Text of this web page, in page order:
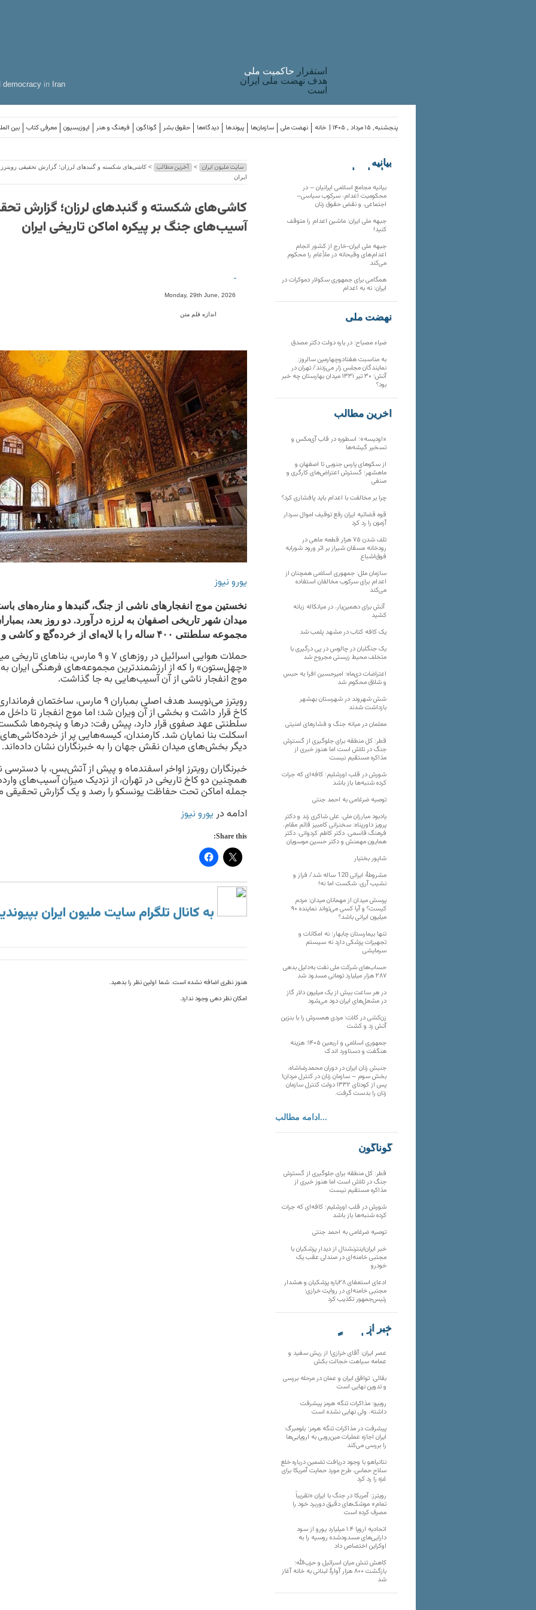
democracy in Iran
استقرار حاکميت ملی
هدف نهضت ملی ایران
است
بین معرفی کتاب اپوزیسیون فرهنگ و هنر گوناگون حقوق بشر دیدگاه‌ها پیوندها سازمان‌ها نهضت ملی خانه پنجشنبه, ۱۵ مرداد , ۱۴۰۵ |
سایت ملیون ایران > آخرین مطالب
> کاشی‌های شکسته و گنبدهای لرزان؛ گزارش تحقیقی
ایران
کاشی‌های شکسته و گنبدهای لرزان؛ گزارش
آسیب‌های جنگ بر پیکره اماکن تاریخی ایران
-
Monday, 29th June, 2026
اندازه قلم متن
یورو نیوز
نخستین موج انفجارهای ناشی از جنگ، گنبدها و مناره‌های
میدان شهر تاریخی اصفهان به لرزه درآورد. دو روز بعد،
مجموعه سلطنتی ۴۰۰ ساله را با لایه‌ای از خرده‌گچ و کاشی و شیشه پوشاند.
حملات هوایی اسرائیل در روزهای ۷ و ۹
«چهل‌ستون» را که از ارزشمندترین مجموعه‌های فرهنگی ایران به
موج انفجار ناشی از آن آسیب‌هایی به جا گذاشت.
کاخ قرار داشت و بخشی از آن ویران شد؛ اما موج انفجار تا داخل
سلطنتی عهد صفوی قرار دارد، پیش رفت: درها و پنجره‌ها
اسکلت بنا نمایان شد. کارمندان، کیسه‌هایی پر از
دیگر بخش‌های میدان نقش جهان را به خبرنگاران نشان داده‌اند.
خبرنگاران رویترز اواخر اسفندماه و پیش از آتش‌بس، با دسترسی
همچنین دو کاخ تاریخی در تهران، از نزدیک میزان آسیب‌های
جمله اماکن تحت حفاظت یونسکو را رصد و یک گزارش تحقیقی
ادامه دریورو نیوز
Share this:
به کانال تلگرام سایت ملیون ایران
هنوز نظری اضافه نشده است. شما اولین نظر را بدهید.
امکان نظر دهی وجود ندارد.
بیانیه
سازمان‌های
بیانیه مجامع اسلامی ایرانیان – در
محکومیت اعدام، سرکوب سیاسی–
اجتماعی، و نقض حقوق زنان
جبهه ملی ایران: ماشین اعدام را متوقف
کنید!
جبهه ملی ایران-خارج از کشور انجام
اعدام‌های وقیحانه در ملأِعام را محکوم
می‌کند
همگامی برای جمهوری سکولار دموکرات در
ایران: نه به اعدام
نهضت ملی
ضیاء مصباح: در باره دولت دکتر مصدق
به مناسبت هفتادوچهارمین سالروز:
نمایندگان مجلس زار می‌زدند/ تهران در
آتش؛ ۳۰ تیر ۱۳۳۱ میدان بهارستان چه خبر
بود؟
آخرین مطالب
«اودیسه»؛ اسطوره در قاب آی‌مکس و
تسخیر گیشه‌ها
از سکوهای پارس جنوبی تا اصفهان و
ماهشهر؛ گسترش اعتراض‌های کارگری و
صنفی
چرا بر مخالفت با اعدام باید پافشاری کرد؟
قوه قضائیه ایران رفع توقیف اموال سردار
آزمون را رد کرد
تلف شدن ۷۵ هزار قطعه ماهی در
رودخانه مسقان شیراز بر اثر ورود شورابه
فوق‌اشباع
سازمان ملل: جمهوری اسلامی همچنان از
اعدام برای سرکوب مخالفان استفاده
می‌کند
آتش برای دهمین‌بار، در میانکاله زبانه
کشید
یک کافه کتاب در مشهد پلمب شد
یک جنگلبان در چالوس در پی درگیری با
متخلف محیط زیستی مجروح شد
اعتراضات دی‌ماه؛ امیرحسین افرا به حبس
و شلاق محکوم شد
شش شهروند در شهرستان بهشهر
بازداشت شدند
معلمان در میانه جنگ و فشارهای امنیتی
قطر: کل منطقه برای جلوگیری از گسترش
جنگ در تلاش است اما هنوز خبری از
مذاکره مستقیم نیست
شورش در قلب اورشلیم؛ کافه‌ای که جرات
کرده شنبه‌ها باز باشد
توصیه ضرغامی به احمد جنتی
یادبود مبارزان ملی، علی شاکری زند و دکتر
پرویز داورپناه: سخنرانی کامبیز قائم مقام،
فرهنگ قاسمی، دکتر کاظم کردوانی، دکتر
همایون مهمنش و دکتر حسین موسویان
شاپور بختیار
مشروطۀ ایرانی 120 ساله شد/ فراز و
نشیب آری، شکست اما نه!
پرسش میدان از مهمانان میدان: مردم
کیست؟ و آیا کسی می‌تواند نماینده ۹۰
میلیون ایرانی باشد؟
تنها بیمارستان چابهار؛ نه امکانات و
تجهیزات پزشکی دارد نه سیستم
سرمایشی
حساب‌های شرکت ملی نفت به‌دلیل بدهی
۲۸۷ هزار میلیارد تومانی مسدود شد
در هر ساعت بیش از یک میلیون دلار گاز
در مشعل‌های ایران دود می‌شود
زن‌کشی در کلات؛ مردی همسرش را با بنزین
آتش زد و کشت
جمهوری اسلامی و اربعین ۱۴۰۵؛ هزینه
هنگفت و دستاورد اندک
جنبش زنان ایران در دوران محمدرضاشاه،
بخش سوم – سازمان زنان در کنترل مردان!
پس از کودتای ۱۳۳۲ دولت کنترل سازمان
زنان را بدست گرفت.
ادامه مطالب...
گوناگون
قطر: کل منطقه برای جلوگیری از گسترش
جنگ در تلاش است اما هنوز خبری از
مذاکره مستقیم نیست
شورش در قلب اورشلیم؛ کافه‌ای که جرات
کرده شنبه‌ها باز باشد
توصیه ضرغامی به احمد جنتی
خبر ایران‌اینترنشنال از دیدار پزشکیان با
مجتبی خامنه‌ای در صندلی عقب یک
خودرو
ادعای استعفای ۲۸باره پزشکیان و هشدار
مجتبی خامنه‌ای در روایت خرازی؛
رئیس‌جمهور تکذیب کرد
خبر از
تارنماهای دیگر
عصر ایران: آقای خرازی! از ریش سفید و
عمامه سیاهت خجالت بکش
بقائی: توافق ایران و عمان در مرحله بررسی
و تدوین نهایی است
روبیو: مذاکرات تنگه هرمز پیشرفت
داشته، ولی نهایی نشده است
پیشرفت در مذاکرات تنگه هرمز؛ بلومبرگ:
ایران اجازه عملیات مین‌روبی به اروپایی‌ها
را بررسی می‌کند
نتانیاهو با وجود دریافت تضمین درباره خلع
سلاح حماس، طرح مورد حمایت آمریکا برای
غزه را رد کرد
رویترز: آمریکا در جنگ با ایران «تقریباً
تمام» موشک‌های دقیق دوربرد خود را
مصرف کرده است
اتحادیه اروپا ۱.۴ میلیارد یورو از سود
دارایی‌های مسدودشده روسیه را به
اوکراین ‏اختصاص داد
کاهش تنش میان اسرائیل و حزب‌الله؛
بازگشت ۸۰۰ هزار آوارۀ لبنانی به خانه‌ آغاز
شد